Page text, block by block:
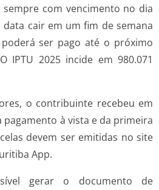
com vencimento no dia
data cair em um fim de semana
ser pago até o próximo
IPTU 2025 incide em 980.071
o contribuinte recebeu em
à vista e da primeira
devem ser emitidas no site
App.
gerar o documento de